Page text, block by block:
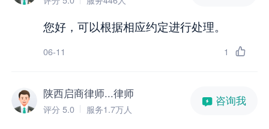
您好，可以根据相应约定进行处理。
1
06-11
陕西启商律师...律师
评分 5.0 服务1.7万人
咨询我